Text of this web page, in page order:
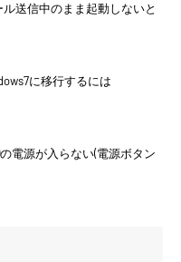
ル送信中のまま起動しないと
に移行するには
電源が入らない(電源ボタン